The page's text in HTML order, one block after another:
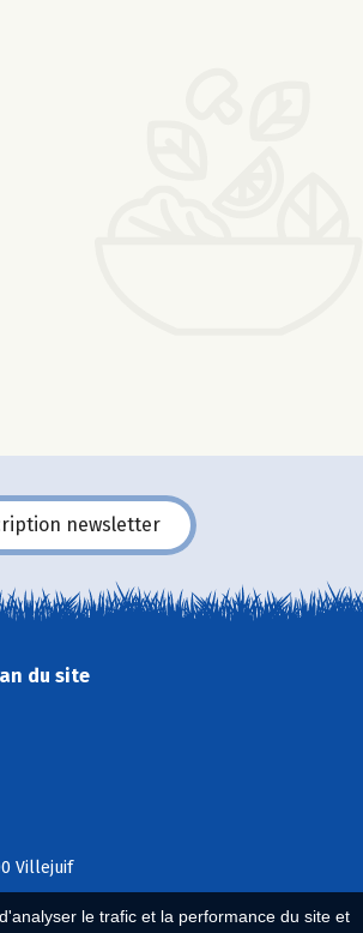
le trafic et la performance du site et
newsletter
du site
Villejuif